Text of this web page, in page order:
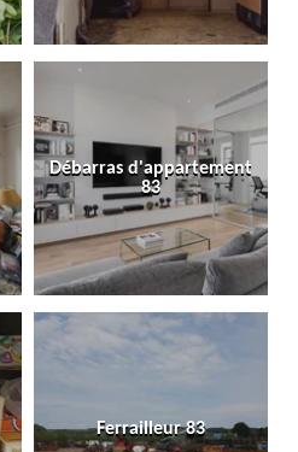
Débarras d'appartement
83
Ferrailleur 83